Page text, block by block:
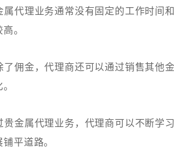
代理业务通常没有固定的工作时间
。
佣金，代理商还可以通过销售其他
金属代理业务，代理商可以不断学
平道路。